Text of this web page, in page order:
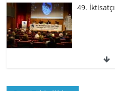
49.
49.